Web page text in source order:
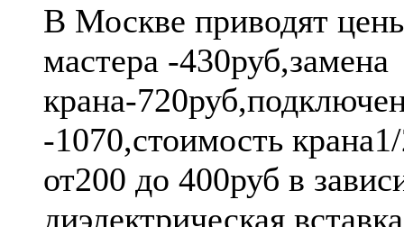
В Москве приводят
мастера -430руб,замена
крана-
-1070,стоимость
от200 до 400руб в
диэлектрическая